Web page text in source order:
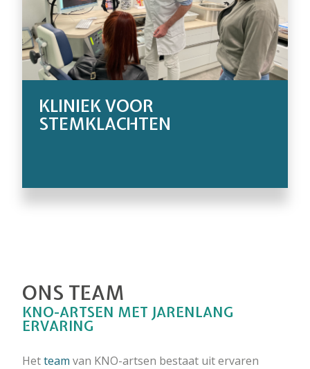
KLINIEK VOOR
STEMKLACHTEN
ONS TEAM
KNO-ARTSEN MET JARENLANG
ERVARING
Hetteam van KNO-artsen bestaat uit ervaren